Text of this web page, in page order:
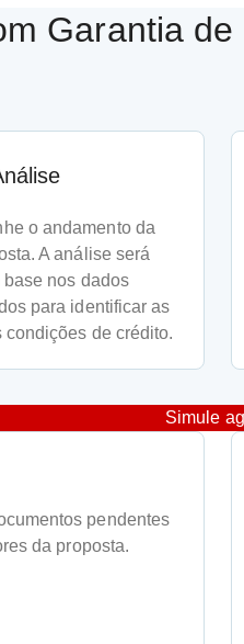
Garantia
o andamento da
A análise será
base nos dados
para identificar as
condições de crédito.
Simule
pendentes
da proposta.